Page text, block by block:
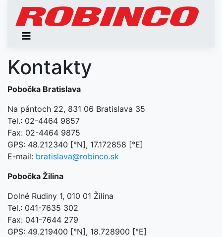
Kontakty
Pobočka Bratislava
Na pántoch 22, 831 06 Bratislava 35
Tel.: 02-4464 9857
Fax: 02-4464 9875
GPS: 48.212340 [°N], 17.172858 [°E]
E-mail: bratislava@robinco.sk
Pobočka Žilina
Dolné Rudiny 1, 010 01 Žilina
Tel.: 041-7635 302
Fax: 041-7644 279
GPS: 49.219400 [°N], 18.728900 [°E]